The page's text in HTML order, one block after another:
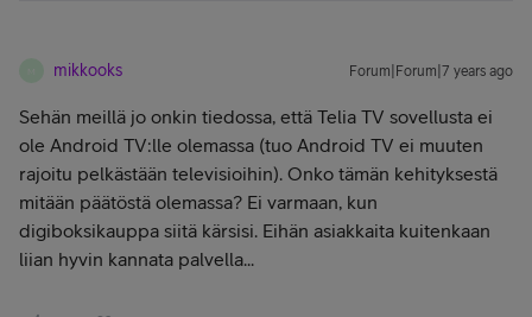
mikkooks Forum|Forum|7 years ago
Sehän meillä jo onkin tiedossa, että Telia TV sovellusta ei
ole Android TV:lle olemassa (tuo Android TV ei muuten
rajoitu pelkästään televisioihin). Onko tämän kehityksestä
mitään päätöstä olemassa? Ei varmaan, kun
digiboksikauppa siitä kärsisi. Eihän asiakkaita kuitenkaan
liian hyvin kannata palvella...